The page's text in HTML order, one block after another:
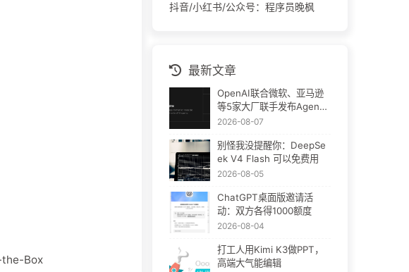
the-Box
抖音/小红书/公众号：程序员晚枫
最新文章
OpenAI联合微软、亚马逊
等5家大厂联手发布Agent
Plugins：AI插件终于要统
2026-08-07
别怪我没提醒你：DeepSe
ek V4 Flash 可以免费用
2026-08-05
ChatGPT桌面版邀请活
动：双方各得1000额度
2026-08-04
打工人用Kimi K3做PPT，
高端大气能编辑